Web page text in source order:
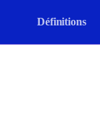
Définitions